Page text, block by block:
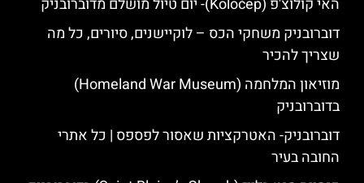
האי קולוצ'פ (Koločep)- יום טיול מושלם מדוברובניק
דוברובניק משחקי הכס – לוקיישנים, סיורים, כל מה
שצריך להכיר
מוזיאון המלחמה (Homeland War Museum)
בדוברובניק
דוברובניק- האטרקציות שאסור לפספס | כל אתרי
החובה בעיר